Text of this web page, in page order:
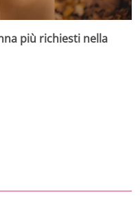
più richiesti nella